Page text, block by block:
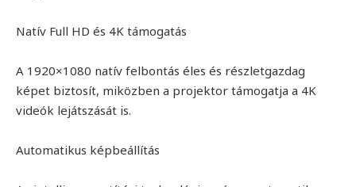
Natív Full HD és 4K támogatás
A 1920×1080 natív felbontás éles és részletgazdag
képet biztosít, miközben a projektor támogatja a 4K
videók lejátszását is.
Automatikus képbeállítás